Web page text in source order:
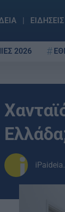
ΕΙΔΗΣΕΙΣ
2026